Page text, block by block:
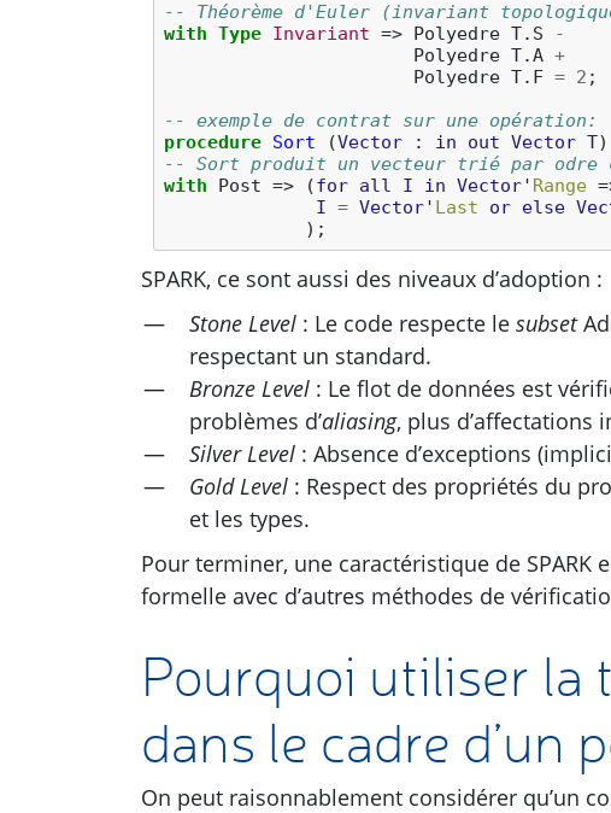
-- Théorème d'Euler (invariant
with Type Invariant => Polyedre T. S
-
Polyedre T.A +
Polyedre T. F = 2 ;
-- exemple de contrat sur une opération:
procedure Sort (Vector : in out Vector T)
-- Sort produit un vecteur trié par odre
with
Post => (for all I in Vector' Range
I = Vector' Last or else
);
SPARK, ce sont aussi des niveaux d’adoption :
Stone Level : Le code respecte le subset
respectant un standard.
Bronze Level : Le flot de données est
problèmes d’aliasing, plus d’affectations
Silver Level : Absence d’exceptions
Gold Level : Respect des propriétés du
et les types.
Pour terminer, une caractéristique de SPARK
formelle avec d’autres méthodes de
Pourquoi utiliser la
dans le cadre d’un
On peut raisonnablement considérer qu’un